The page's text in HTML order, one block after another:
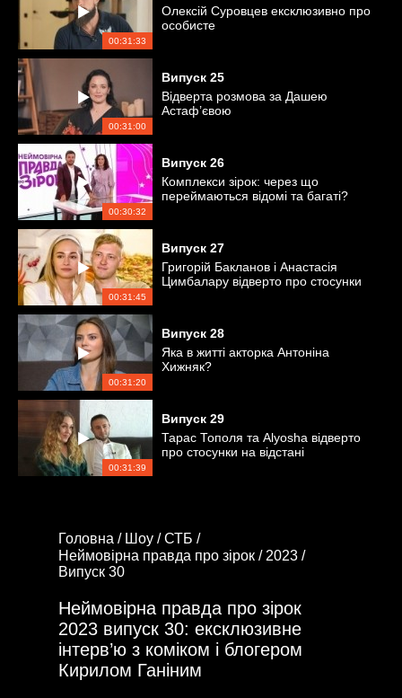
00:31:33
Олексій Суровцев ексклюзивно про
особисте
00:31:00
Випуск 25
Відверта розмова за Дашею
Астаф’євою
00:30:32
Випуск 26
Комплекси зірок: через що
переймаються відомі та багаті?
00:31:45
Випуск 27
Григорій Бакланов і Анастасія
Цимбалару відверто про стосунки
00:31:20
Випуск 28
Яка в житті акторка Антоніна
Хижняк?
00:31:39
Випуск 29
Тарас Тополя та Alyosha відверто
про стосунки на відстані
Головна / Шоу /СТБ /
Неймовірна правда про зірок / 2023 /
Випуск 30
Неймовірна правда про зірок
2023 випуск 30: ексклюзивне
інтерв’ю з коміком і блогером
Кирилом Ганіним